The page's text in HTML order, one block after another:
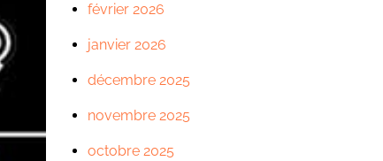
février 2026
janvier 2026
décembre 2025
novembre 2025
octobre 2025